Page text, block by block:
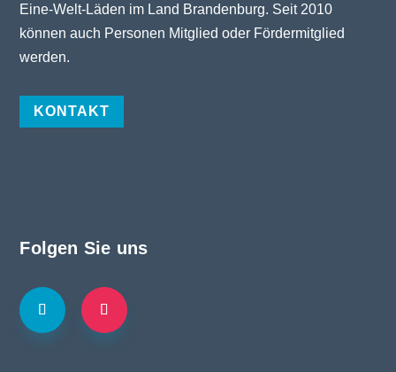
Eine-Welt-Läden im Land Brandenburg. Seit 2010
können auch Personen Mitglied oder Fördermitglied
werden.
KONTAKT
Folgen Sie uns